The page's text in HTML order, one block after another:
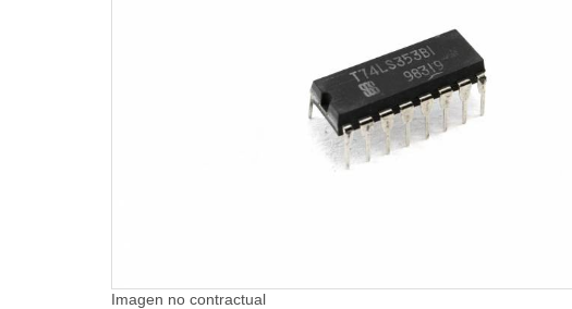
Imagen no contractual